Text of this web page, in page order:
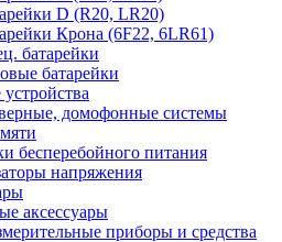
D (R20, LR20)
Крона (6F22, 6LR61)
батарейки
батарейки
домофонные системы
бесперебойного питания
напряжения
аксессуары
приборы и средства